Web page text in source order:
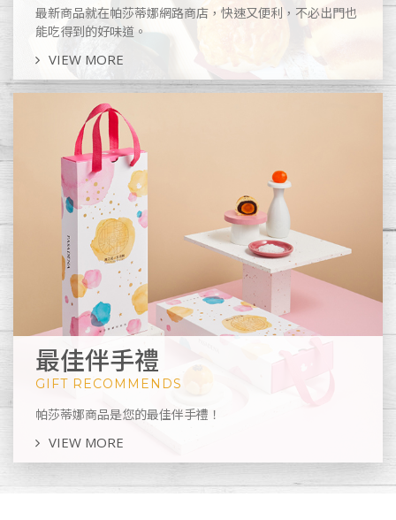
最新商品就在帕莎蒂娜網路商店，快速又便利，不必出門也
能吃得到的好味道。
VIEW MORE
最佳伴手禮
GIFT RECOMMENDS
帕莎蒂娜商品是您的最佳伴手禮！
VIEW MORE